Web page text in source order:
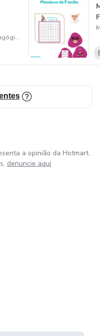
Meu mundo Pedagógico
a opinião da Hotmart.
denuncie aqui